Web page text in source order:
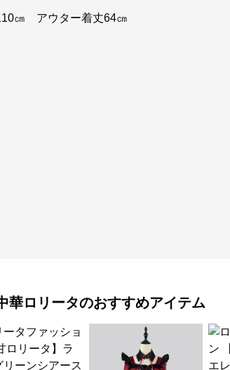
㎝ アウター着丈64㎝
華ロリータのおすすめアイテム